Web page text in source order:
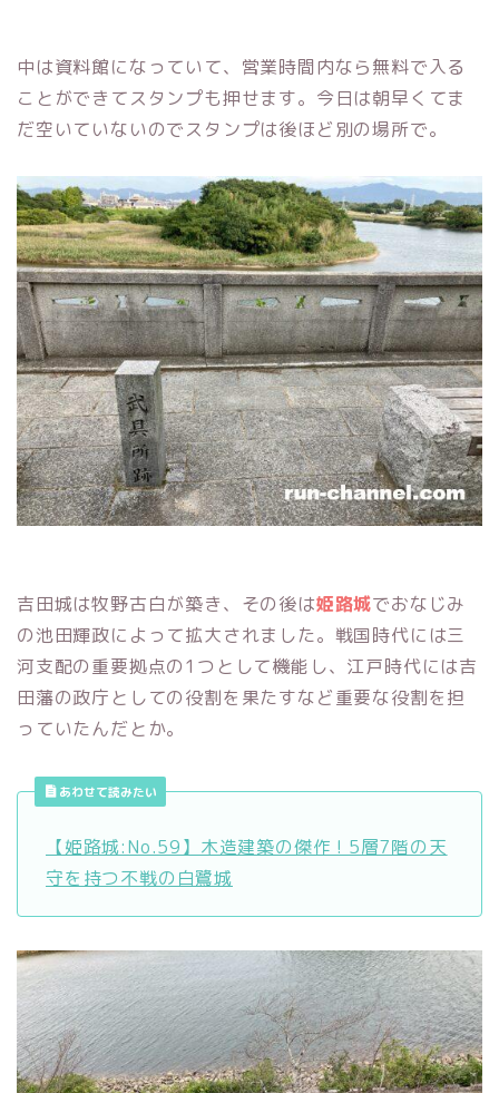
中は資料館になっていて、営業時間内なら無料で入る
ことができてスタンプも押せます。今日は朝早くてま
だ空いていないのでスタンプは後ほど別の場所で。
吉田城は牧野古白が築き、その後は姫路城でおなじみ
の池田輝政によって拡大されました。戦国時代には三
河支配の重要拠点の1つとして機能し、江戸時代には吉
田藩の政庁としての役割を果たすなど重要な役割を担
っていたんだとか。
あわせて読みたい
【姫路城:No.59】木造建築の傑作 ! 5層7階の天
守を持つ不戦の白鷺城